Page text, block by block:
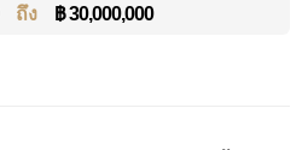
ถึง ฿ 30,000,000